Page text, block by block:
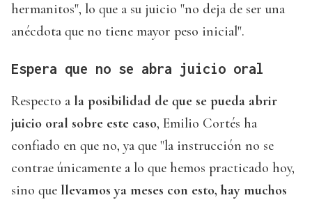
hermanitos", lo que a su juicio "no deja de ser una
anécdota que no tiene mayor peso inicial".
Espera que no se abra juicio oral
Respecto a la posibilidad de que se pueda abrir
juicio oral sobre este caso, Emilio Cortés ha
confiado en que no, ya que "la instrucción no se
contrae únicamente a lo que hemos practicado hoy,
sino que llevamos ya meses con esto, hay muchos